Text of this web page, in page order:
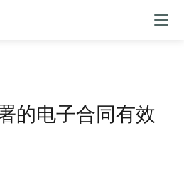
的电子合同有效